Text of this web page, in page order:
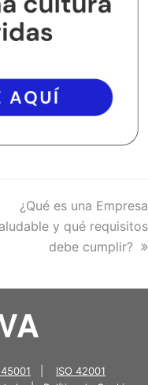
next
post:
¿Qué es una Empresa
y qué requisitos
debe cumplir?
ISO 42001